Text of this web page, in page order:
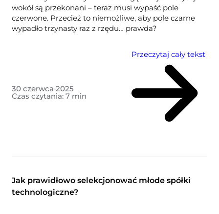
wokół są przekonani – teraz musi wypaść pole
czerwone. Przecież to niemożliwe, aby pole czarne
wypadło trzynasty raz z rzędu… prawda?
30 czerwca 2025
Czas czytania: 7 min
Przeczytaj cały tekst
Jak prawidłowo selekcjonować młode spółki
technologiczne?